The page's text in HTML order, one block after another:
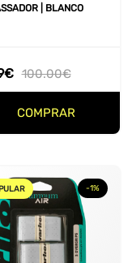
| BLANCO
100.00€
€
COMPRAR
-1%